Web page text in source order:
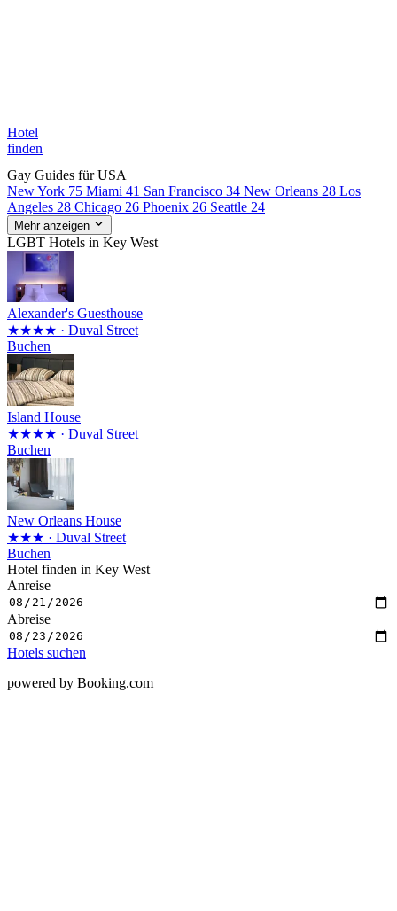
Hotel
finden
Gay Guides für USA
New York 75 Miami 41 San Francisco 34 New Orleans 28 Los
Angeles 28 Chicago 26 Phoenix 26 Seattle 24
Mehr anzeigen
LGBT Hotels in Key West
Alexander's Guesthouse
★★★★ · Duval Street
Buchen
Island House
★★★★ · Duval Street
Buchen
New Orleans House
★★★ · Duval Street
Buchen
Hotel finden in Key West
Anreise
Abreise
Hotels suchen
powered by Booking.com